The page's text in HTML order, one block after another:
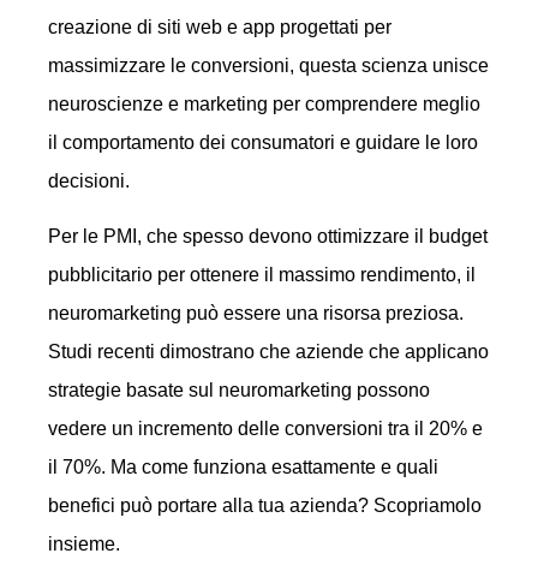
creazione di siti web e app progettati per
massimizzare le conversioni, questa scienza unisce
neuroscienze e marketing per comprendere meglio
il comportamento dei consumatori e guidare le loro
decisioni.
Per le PMI, che spesso devono ottimizzare il budget
pubblicitario per ottenere il massimo rendimento, il
neuromarketing può essere una risorsa preziosa.
Studi recenti dimostrano che aziende che applicano
strategie basate sul neuromarketing possono
vedere un incremento delle conversioni tra il 20% e
il 70%. Ma come funziona esattamente e quali
benefici può portare alla tua azienda? Scopriamolo
insieme.